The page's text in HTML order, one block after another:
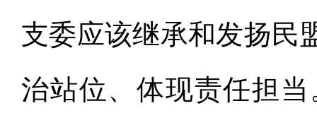
支委应该继承和发扬民
治站位、体现责任担